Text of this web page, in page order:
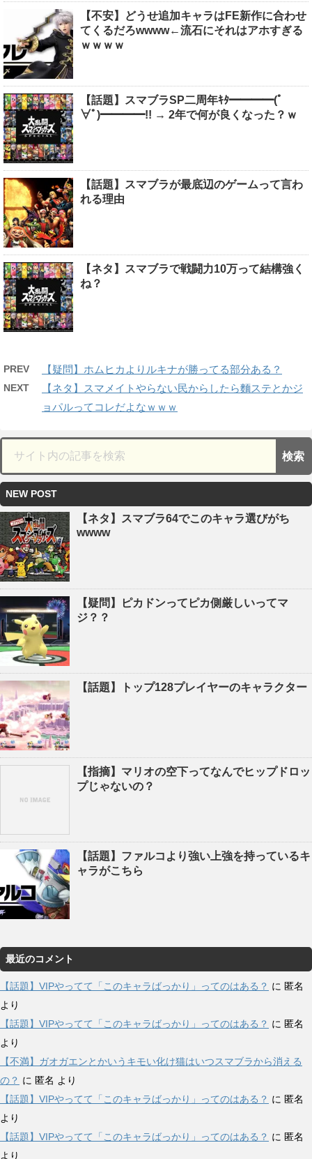
【不安】どうせ追加キャラはFE新作に合わせ
てくるだろwwww←流石にそれはアホすぎる
ｗｗｗｗ
【話題】スマブラSP二周年ｷﾀ━━━━(ﾟ
∀ﾟ)━━━━!! → 2年で何が良くなった？ｗ
【話題】スマブラが最底辺のゲームって言わ
れる理由
【ネタ】スマブラで戦闘力10万って結構強く
ね？
PREV 【疑問】ホムヒカよりルキナが勝ってる部分ある？
NEXT
【ネタ】スマメイトやらない民からしたら麵ステとかジ
ョパルってコレだよなｗｗｗ
NEW POST
【ネタ】スマブラ64でこのキャラ選びがち
wwww
【疑問】ピカドンってピカ側厳しいってマ
ジ？？
【話題】トップ128プレイヤーのキャラクター
【指摘】マリオの空下ってなんでヒップドロッ
プじゃないの？
【話題】ファルコより強い上強を持っているキ
ャラがこちら
最近のコメント
【話題】VIPやってて「このキャラばっかり」ってのはある？ に 匿名
より
【話題】VIPやってて「このキャラばっかり」ってのはある？ に 匿名
より
【不満】ガオガエンとかいうキモい化け猫はいつスマブラから消える
の？ に 匿名 より
【話題】VIPやってて「このキャラばっかり」ってのはある？ に 匿名
より
【話題】VIPやってて「このキャラばっかり」ってのはある？ に 匿名
より